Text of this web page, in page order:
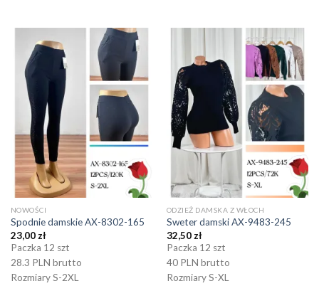
NOWOŚCI
Spodnie damskie AX-8302-165
23,00 zł
Paczka 12 szt
28.3 PLN brutto
Rozmiary S-2XL
ODZIEŻ DAMSKA Z WŁOCH
Sweter damski AX-9483-245
32,50 zł
Paczka 12 szt
40 PLN brutto
Rozmiary S-XL